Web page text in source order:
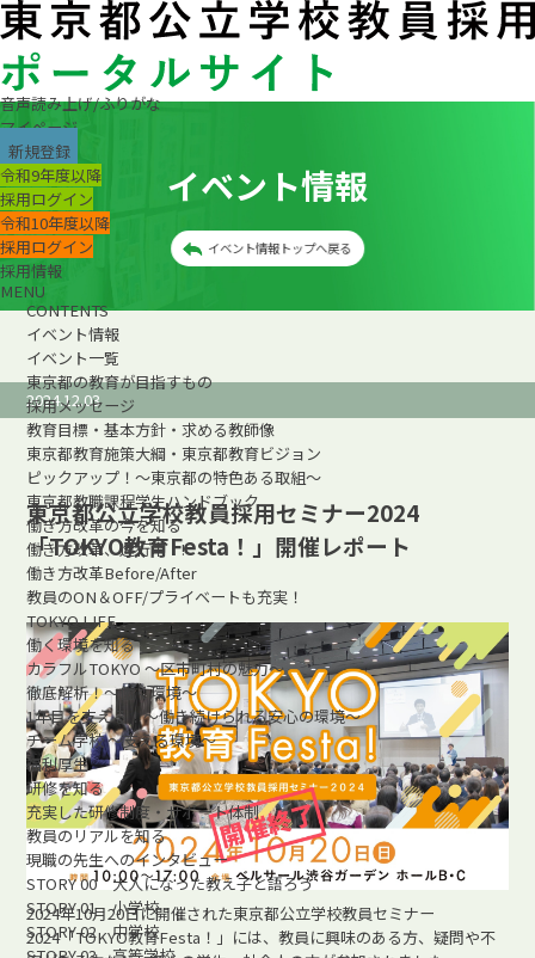
音声読み上げ/ふりがな
マイページ
新規登録
令和9年度以降
採用ログイン
令和10年度以降
採用ログイン
採用情報
MENU
CONTENTS
イベント情報
イベント一覧
東京都の教育が目指すもの
採用メッセージ
教育目標・基本方針・求める教師像
東京都教育施策大綱・東京都教育ビジョン
ピックアップ！～東京都の特色ある取組～
東京都教職課程学生ハンドブック
働き方改革の今を知る
働き方改革、進行中！!
働き方改革Before/After
教員のON＆OFF/プライベートも充実！
TOKYO LIFE
働く環境を知る
カラフルTOKYO ～区市町村の魅力～
徹底解析！～働く環境～
1年目を支える！～働き続けられる安心の環境～
チーム学校 ～支える環境～
福利厚生
研修を知る
充実した研修制度・サポート体制
教員のリアルを知る
現職の先生へのインタビュー
STORY 00 大人になった教え子と語ろう
STORY 01 小学校
STORY 02 中学校
イベント情報
イベント情報トップへ戻る
2024.12.03
東京都公立学校教員採用セミナー2024
「TOKYO教育Festa！」開催レポート
2024年10月20日に開催された東京都公立学校教員セミナー
2024「TOKYO教育Festa！」には、教員に興味のある方、疑問や不